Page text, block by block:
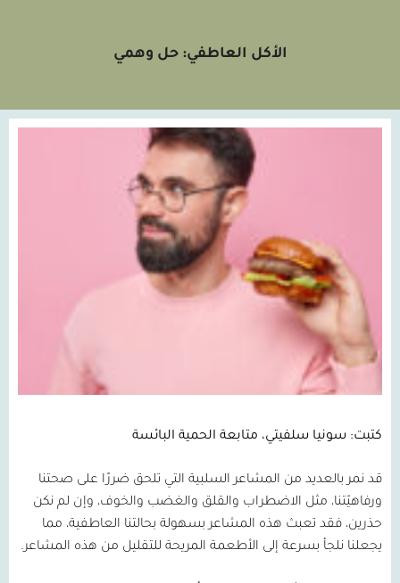
الأكل العاطفي: حل وهمي
كتبت: سونيا سلفيتي، متابعة الحمية البائسة
قد نمر بالعديد من المشاعر السلبية التي تلحق ضررًا على صحتنا
ورفاهيّتنا، مثل الاضطراب والقلق والغضب والخوف، وإن لم نكن
حذرين، فقد تعبث هذه المشاعر بسهولة بحالتنا العاطفية، مما
يجعلنا نلجأ بسرعة إلى الأطعمة المريحة للتقليل من هذه المشاعر.